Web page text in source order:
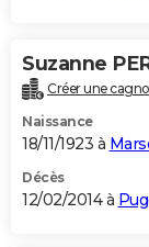
Suzanne
Créer une
Naissance
18/11/1923 à
Décès
12/02/2014 à